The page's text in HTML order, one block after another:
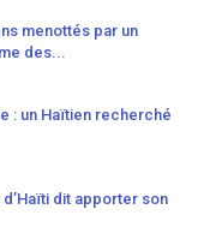
menottés par un
des...
: un Haïtien recherché
d’Haïti dit apporter son